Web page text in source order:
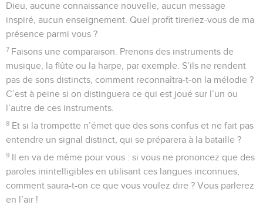
Dieu, aucune connaissance nouvelle, aucun message
inspiré, aucun enseignement. Quel profit tireriez-vous de ma
présence parmi vous ?
7 Faisons une comparaison. Prenons des instruments de
musique, la flûte ou la harpe, par exemple. S’ils ne rendent
pas de sons distincts, comment reconnaîtra-t-on la mélodie ?
C’est à peine si on distinguera ce qui est joué sur l’un ou
l’autre de ces instruments.
8 Et si la trompette n’émet que des sons confus et ne fait pas
entendre un signal distinct, qui se préparera à la bataille ?
9 Il en va de même pour vous : si vous ne prononcez que des
paroles inintelligibles en utilisant ces langues inconnues,
comment saura-t-on ce que vous voulez dire ? Vous parlerez
en l’air !